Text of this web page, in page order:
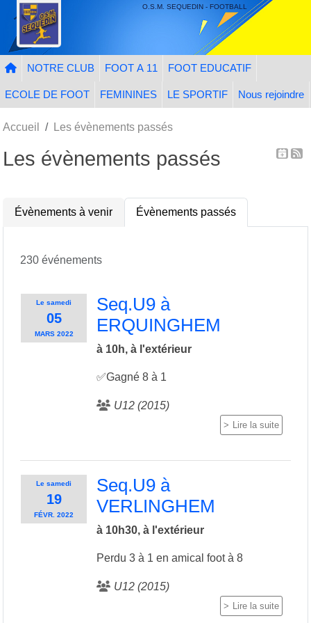
O.S.M. SEQUEDIN - FOOTBALL
NOTRE CLUB FOOT A 11 FOOT EDUCATIF
ECOLE DE FOOT FEMININES LE SPORTIF Nous rejoindre
Accueil Les évènements passés
Les évènements passés
Évènements à venir Évènements passés
230 événements
Lesamedi
05
MARS 2022
Seq.U9 à
ERQUINGHEM
à 10h, à l'extérieur
✅Gagné 8 à 1
U12 (2015)
Lire la suite
Lesamedi
19
FÉVR. 2022
Seq.U9 à
VERLINGHEM
à 10h30, à l'extérieur
Perdu 3 à 1 en amical foot à 8
U12 (2015)
Lire la suite
Panneau de gestion des cookies